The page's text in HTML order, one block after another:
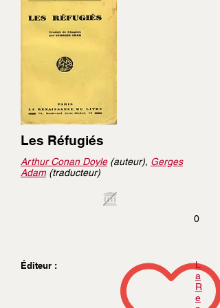
Les Réfugiés
Arthur Conan Doyle(auteur), Gerges
Adam (traducteur)
0
Éditeur :
L
a
R
e